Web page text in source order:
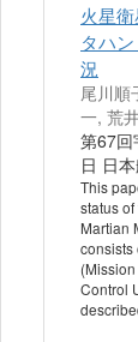
火星
タハ
況
尾川順
一, 荒
第67回
日 日
This
status
Martian
consists
Control